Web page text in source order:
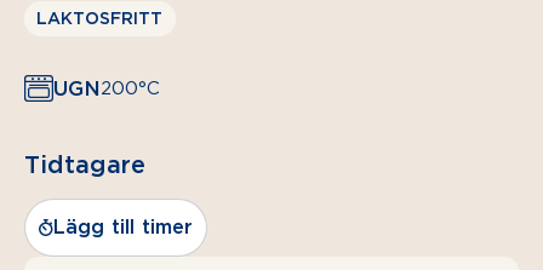
LAKTOSFRITT
UGN200°C
Tidtagare
Lägg till timer